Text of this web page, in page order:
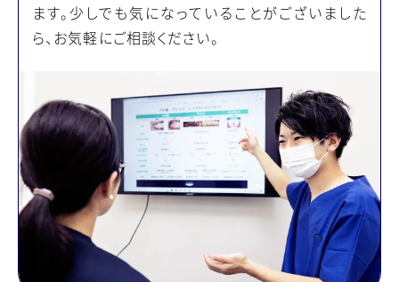
ます。少しでも気になっていることがございました
ら、お気軽にご相談ください。